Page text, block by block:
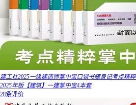
建工社2025一级建造师掌中宝口袋书随身记考点精
2025年版【建筑】一建掌中宝4本套
28条评价